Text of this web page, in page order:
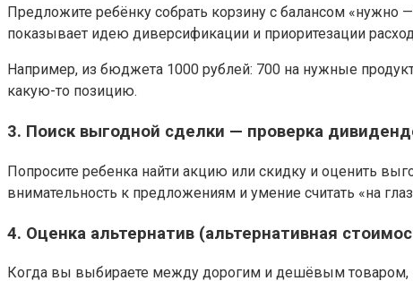
Предложите ребёнку собрать корзину с балансом «нужно
показывает идею диверсификации и приоритезации
Например, из бюджета 1000 рублей: 700 на нужные
какую-то позицию.
3. Поиск выгодной сделки — проверка
Попросите ребенка найти акцию или скидку и оценить
внимательность к предложениям и умение считать «на
4. Оценка альтернатив (альтернативная
Когда вы выбираете между дорогим и дешёвым товаром,